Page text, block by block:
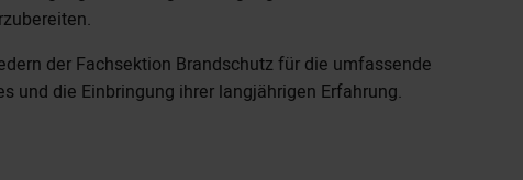
der Fachsektion Brandschutz für die umfassende
und die Einbringung ihrer langjährigen Erfahrung.